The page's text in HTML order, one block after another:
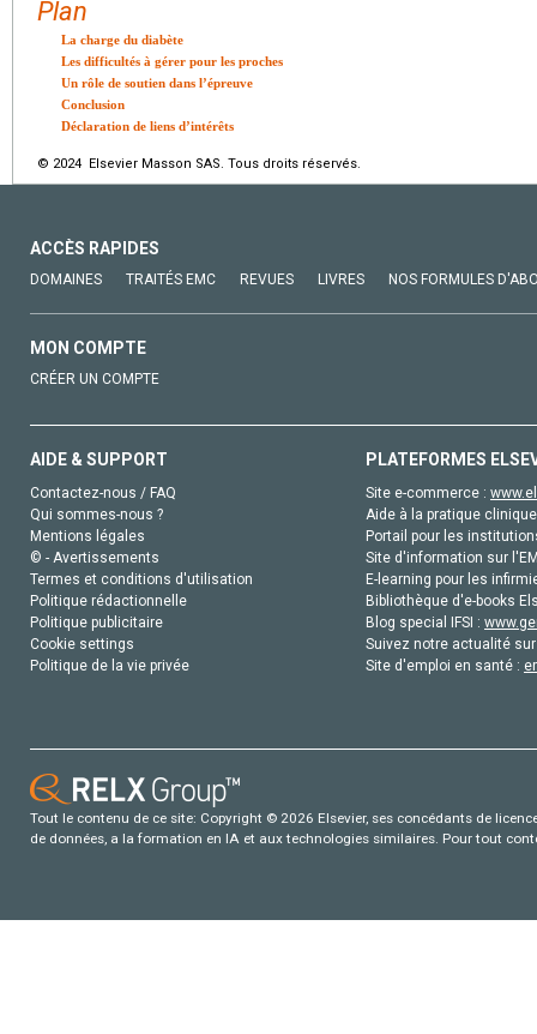
Plan
La charge du diabète
Les difficultés à gérer pour les proches
Un rôle de soutien dans l’épreuve
Conclusion
Déclaration de liens d’intérêts
© 2024 Elsevier Masson SAS. Tous droits réservés.
ACCÈS RAPIDES
DOMAINES TRAITÉS EMC REVUES LIVRES NOS FORMULES
MON COMPTE
CRÉER UN COMPTE
AIDE & SUPPORT
Contactez-nous / FAQ
Qui sommes-nous ?
Mentions légales
© - Avertissements
Termes et conditions d'utilisation
Politique rédactionnelle
Politique publicitaire
Cookie settings
Politique de la vie privée
PLATEFORMES
Site e-commerce :
Aide à la pratique
Portail pour les
Site d'information sur
E-learning pour les
Bibliothèque d'e-books
Blog special IFSI :
Suivez notre actualité
Site d'emploi en santé :
Tout le contenu de ce site: Copyright © 2026 Elsevier, ses concédants de
de données, a la formation en IA et aux technologies similaires. Pour tout